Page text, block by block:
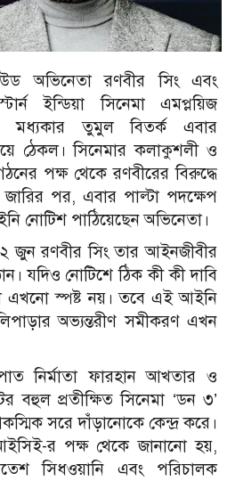
অভিনেতা রণবীর সিং এবং
ইন্ডিয়া সিনেমা এমপ্লয়িজ
মধ্যকার তুমুল বিতর্ক এবার
ঠেকল। সিনেমার কলাকুশলী ও
পক্ষ থেকে রণবীরের বিরুদ্ধে
জারির পর, এবার পাল্টা পদক্ষেপ
নোটিশ পাঠিয়েছেন অভিনেতা।
জুন রণবীর সিং তার আইনজীবীর
যদিও নোটিশে ঠিক কী কী দাবি
এখনো স্পষ্ট নয়। তবে এই আইনি
অভ্যন্তরীণ সমীকরণ এখন
নির্মাতা ফারহান আখতার ও
বহুল প্রতীক্ষিত সিনেমা ‘ডন ৩’
সরে দাঁড়ানোকে কেন্দ্র করে।
র পক্ষ থেকে জানানো হয়,
সিধওয়ানি এবং পরিচালক